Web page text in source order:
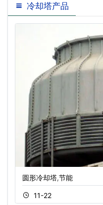
冷却塔产品
圆形冷却塔,节能
11-22